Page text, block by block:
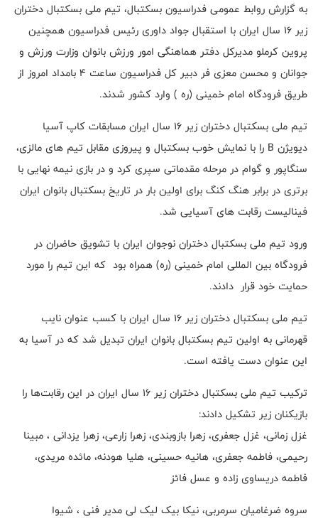
به گزارش روابط عمومی فدراسیون بسکتبال، تیم ملی بسکتبال دختران
زیر ۱۶ سال ایران با استقبال جواد داوری رئیس فدراسیون همچنین
پروین کرملو مدیرکل دفتر هماهنگی امور ورزش بانوان وزارت ورزش و
جوانان و محسن معزی فر دبیر کل فدراسیون ساعت ۴ بامداد امروز از
طریق فرودگاه امام خمینی (ره ) وارد کشور شدند.
تیم ملی بسکتبال دختران زیر ۱۶ سال ایران مسابقات کاپ آسیا
دیویژن B را با نمایش خوب بسکتبال و پیروزی مقابل تیم های مالزی،
سنگاپور و گوام در مرحله مقدماتی سپری کرد و در بازی نیمه نهایی با
برتری در برابر هنگ کنگ برای اولین بار در تاریخ بسکتبال بانوان ایران
فینالیست رقابت های آسیایی شد.
ورود تیم ملی بسکتبال دختران نوجوان ایران با تشویق حاضران در
فرودگاه بین المللی امام خمینی (ره) همراه بود که این تیم را مورد
حمایت خود قرار دادند.
تیم ملی بسکتبال دختران زیر ۱۶ سال ایران با کسب عنوان نایب
قهرمانی به اولین تیم بسکتبال بانوان ایران تبدیل شد که در آسیا به
این عنوان دست یافته است.
ترکیب تیم ملی بسکتبال دختران زیر ۱۶ سال ایران در این رقابت‌ها را
بازیکنان زیر تشکیل دادند:
غزل زمانی، غزل جعفری، زهرا بازوبندی، زهرا زارعی، زهرا یزدانی ، مبینا
رحیمی، فاطمه جعفری، هانیه حسینی، هلیا هودنه، مائده مریدی،
فاطمه دریساوی زاده و عسل فائز
سروه ضرغامیان سرمربی، نیکا بیک لیک لی مدیر فنی ، شیوا